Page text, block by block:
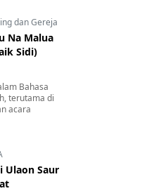
dan Gereja
Na Malua
Sidi)
Bahasa
terutama di
acara
Ulaon Saur